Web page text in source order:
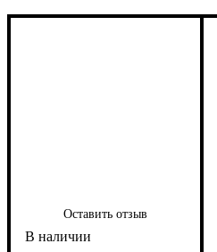
Оставить отзыв